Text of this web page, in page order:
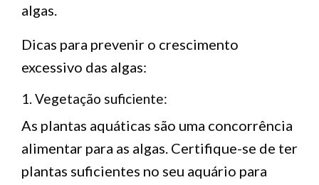
algas.
Dicas para prevenir o crescimento
excessivo das algas:
1. Vegetação suficiente:
As plantas aquáticas são uma concorrência
alimentar para as algas. Certifique-se de ter
plantas suficientes no seu aquário para